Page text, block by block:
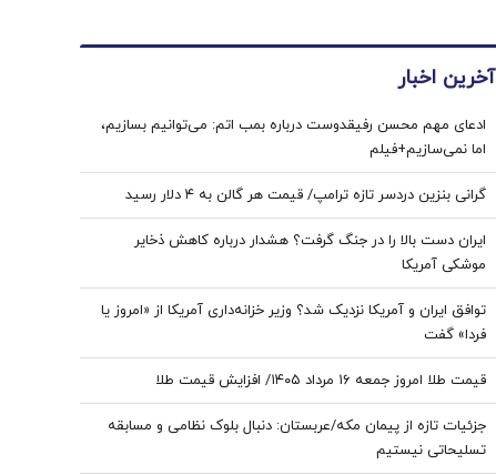
آخرین اخبار
ادعای مهم محسن رفیقدوست درباره بمب اتم: می‌توانیم بسازیم،
اما نمی‌سازیم+فیلم
گرانی بنزین دردسر تازه ترامپ/ قیمت هر گالن به ۴ دلار رسید
ایران دست بالا را در جنگ گرفت؟ هشدار درباره کاهش ذخایر
موشکی آمریکا
توافق ایران و آمریکا نزدیک شد؟ وزیر خزانه‌داری آمریکا از «امروز یا
فردا» گفت
قیمت طلا امروز جمعه ۱۶ مرداد ۱۴۰۵/ افزایش قیمت طلا
جزئیات تازه از پیمان مکه/عربستان: دنبال بلوک نظامی و مسابقه
تسلیحاتی نیستیم